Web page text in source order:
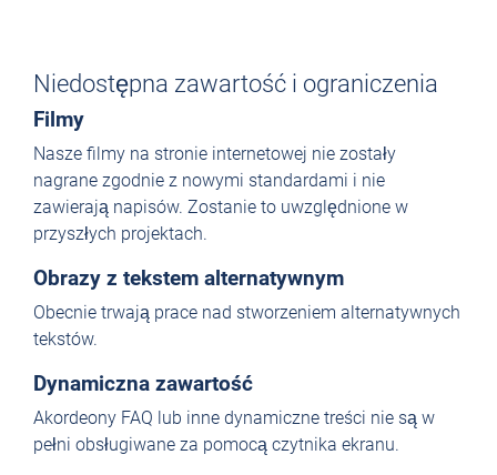
Niedostępna zawartość i ograniczenia
Filmy
Nasze filmy na stronie internetowej nie zostały
nagrane zgodnie z nowymi standardami i nie
zawierają napisów. Zostanie to uwzględnione w
przyszłych projektach.
Obrazy z tekstem alternatywnym
Obecnie trwają prace nad stworzeniem alternatywnych
tekstów.
Dynamiczna zawartość
Akordeony FAQ lub inne dynamiczne treści nie są w
pełni obsługiwane za pomocą czytnika ekranu.